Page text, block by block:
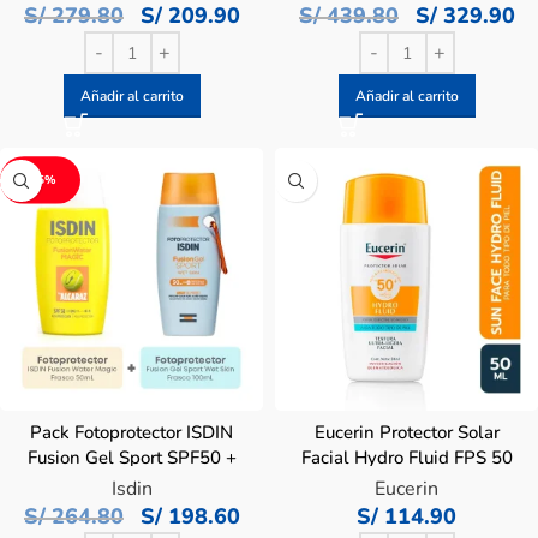
Stick SPF50
S/279.80 S/209.90
Añadir al carrito
Age Repair Color fusion
Water SPF 50 x 50 ML
S/439.80 S/329.90
Añadir al carrito
-25%
Pack Fotoprotector ISDIN
Fusion Gel Sport SPF50 +
Fusión Water Alcaraz
SPF50
Isdin
S/264.80 S/198.60
Eucerin Protector Solar
Facial Hydro Fluid FPS 50
Ultra Ligero – Pote 50 mL
Eucerin
S/ 114.90